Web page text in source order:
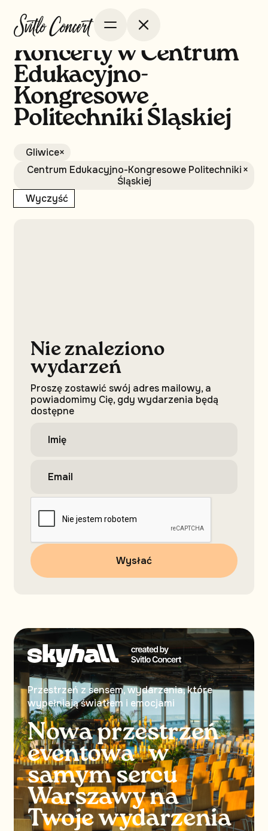
Koncerty w Centrum
Edukacyjno-
Kongresowe
Politechniki Śląskiej
Gliwice×
Centrum Edukacyjno-Kongresowe Politechniki
Śląskiej
×
Wyczyść
Nie znaleziono
wydarzeń
Proszę zostawić swój adres mailowy, a
powiadomimy Cię, gdy wydarzenia będą
dostępne
Przestrzeń z sensem, wydarzenia, które
wypełniają światłem i emocjami
Nowa przestrzeń
eventowa w
samym sercu
Warszawy na
Twoje wydarzenia